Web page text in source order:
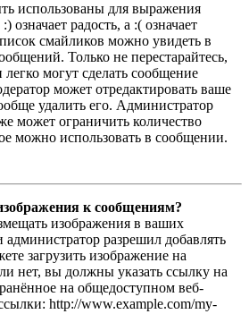
использованы для выражения
означает радость, а :( означает
смайликов можно увидеть в
Только не перестарайтесь,
могут сделать сообщение
может отредактировать ваше
удалить его. Администратор
может ограничить количество
можно использовать в сообщении.
к сообщениям?
изображения в ваших
разрешил добавлять
загрузить изображение на
нет, вы должны указать ссылку на
на общедоступном веб-
http://www.example.com/my-